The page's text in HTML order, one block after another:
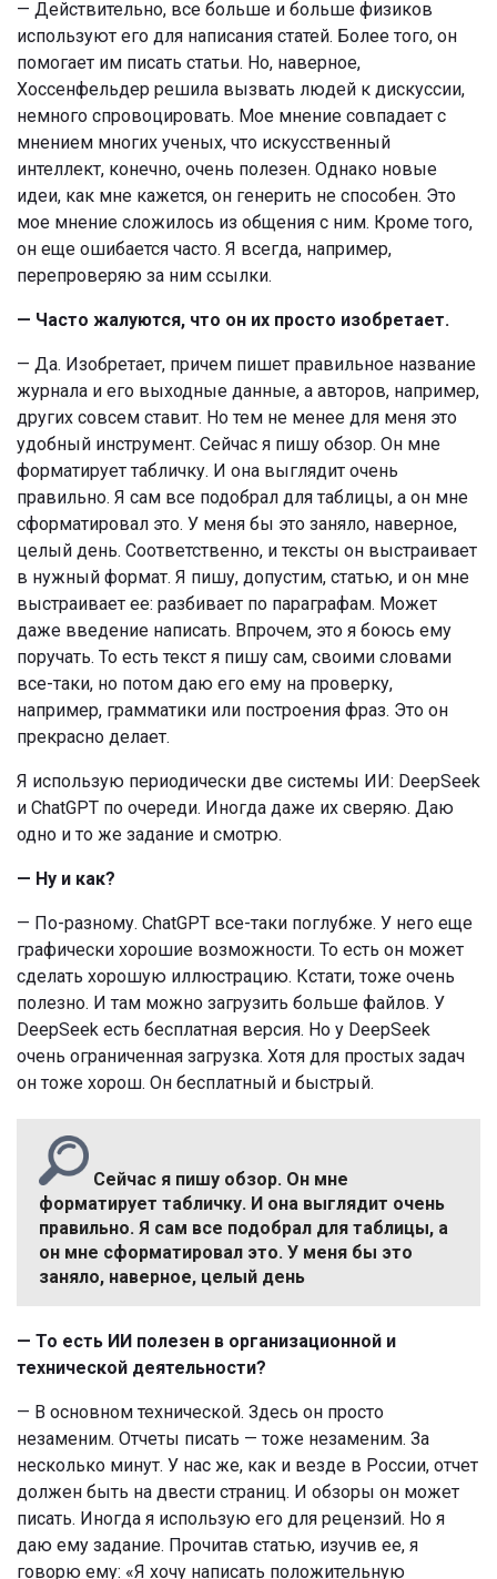
— Действительно, все больше и больше физиков
используют его для написания статей. Более того, он
помогает им писать статьи. Но, наверное,
Хоссенфельдер решила вызвать людей к дискуссии,
немного спровоцировать. Мое мнение совпадает с
мнением многих ученых, что искусственный
интеллект, конечно, очень полезен. Однако новые
идеи, как мне кажется, он генерить не способен. Это
мое мнение сложилось из общения с ним. Кроме того,
он еще ошибается часто. Я всегда, например,
перепроверяю за ним ссылки.
— Часто жалуются, что он их просто изобретает.
— Да. Изобретает, причем пишет правильное название
журнала и его выходные данные, а авторов, например,
других совсем ставит. Но тем не менее для меня это
удобный инструмент. Сейчас я пишу обзор. Он мне
форматирует табличку. И она выглядит очень
правильно. Я сам все подобрал для таблицы, а он мне
сформатировал это. У меня бы это заняло, наверное,
целый день. Соответственно, и тексты он выстраивает
в нужный формат. Я пишу, допустим, статью, и он мне
выстраивает ее: разбивает по параграфам. Может
даже введение написать. Впрочем, это я боюсь ему
поручать. То есть текст я пишу сам, своими словами
все-таки, но потом даю его ему на проверку,
например, грамматики или построения фраз. Это он
прекрасно делает.
Я использую периодически две системы ИИ: DeepSeek
и ChatGPT по очереди. Иногда даже их сверяю. Даю
одно и то же задание и смотрю.
— Ну и как?
— По-разному. ChatGPT все-таки поглубже. У него еще
графически хорошие возможности. То есть он может
сделать хорошую иллюстрацию. Кстати, тоже очень
полезно. И там можно загрузить больше файлов. У
DeepSeek есть бесплатная версия. Но у DeepSeek
очень ограниченная загрузка. Хотя для простых задач
он тоже хорош. Он бесплатный и быстрый.
Сейчас я пишу обзор. Он мне
форматирует табличку. И она выглядит очень
правильно. Я сам все подобрал для таблицы, а
он мне сформатировал это. У меня бы это
заняло, наверное, целый день
— То есть ИИ полезен в организационной и
технической деятельности?
— В основном технической. Здесь он просто
незаменим. Отчеты писать — тоже незаменим. За
несколько минут. У нас же, как и везде в России, отчет
должен быть на двести страниц. И обзоры он может
писать. Иногда я использую его для рецензий. Но я
даю ему задание. Прочитав статью, изучив ее, я
говорю ему: «Я хочу написать положительную